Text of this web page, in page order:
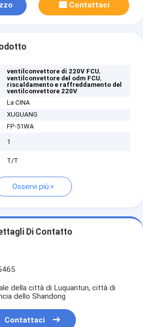
Contattaci
ventilconvettore di 220V FCU,
ventilconvettore del odm FCU,
riscaldamento e raffreddamento del
ventilconvettore 220V
La CINA
XUGUANG
FP-51WA
1
T/T
Osservi più
Di Contatto
della città di Luquantun, città di
dello Shandong
Contattaci